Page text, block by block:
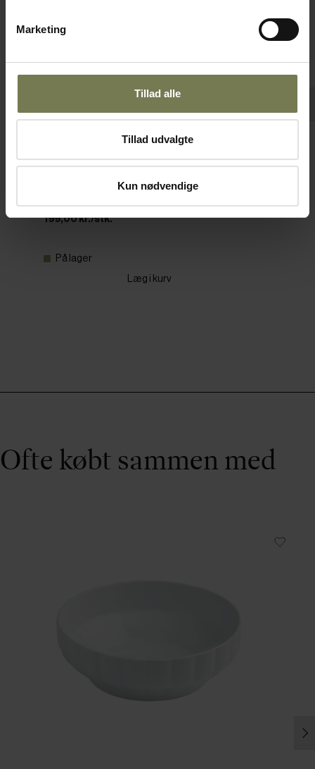
Marketing
Tillad alle
Tillad udvalgte
Kun nødvendige
Tallerkenkassette, ø12 cm
Din pris (ekskl. moms)
199,00 kr./stk.
På lager
Læg i kurv
Ofte købt sammen med